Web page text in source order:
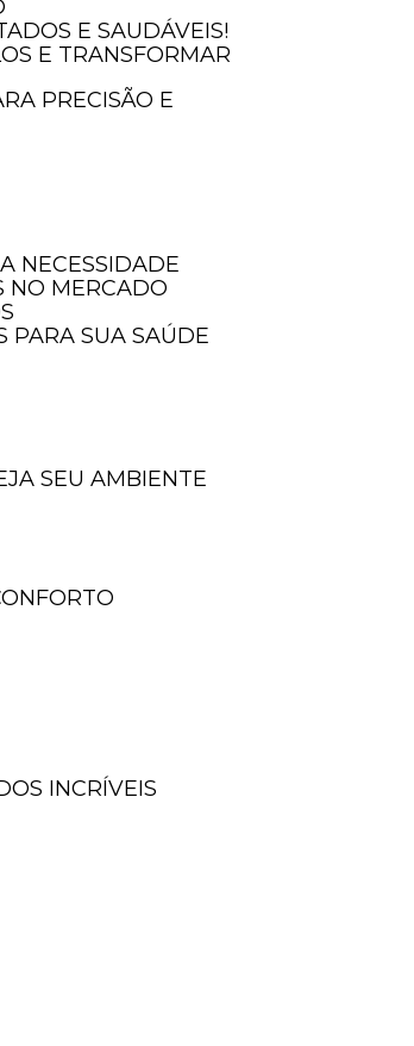
E SAUDÁVEIS!
NECESSIDADE
NO MERCADO
PARA SUA SAÚDE
SEU AMBIENTE
INCRÍVEIS